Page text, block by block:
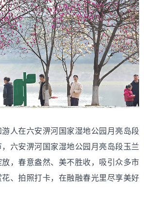
人在六安淠河国家湿地公园月亮岛段
六安淠河国家湿地公园月亮岛段玉兰
，春意盎然、美不胜收，吸引众多市
花、拍照打卡，在融融春光里尽享美好